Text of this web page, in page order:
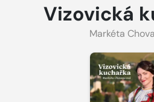
Vizovická
Markéta